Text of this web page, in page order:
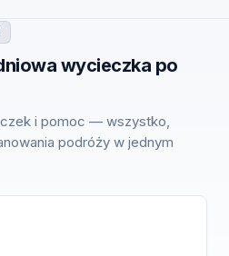
wycieczka po
i pomoc — wszystko,
podróży w jednym